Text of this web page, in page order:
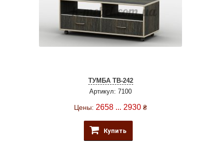
ТУМБА ТВ-242
Артикул: 7100
Цены: 2658 ... 2930 ₴
Купить